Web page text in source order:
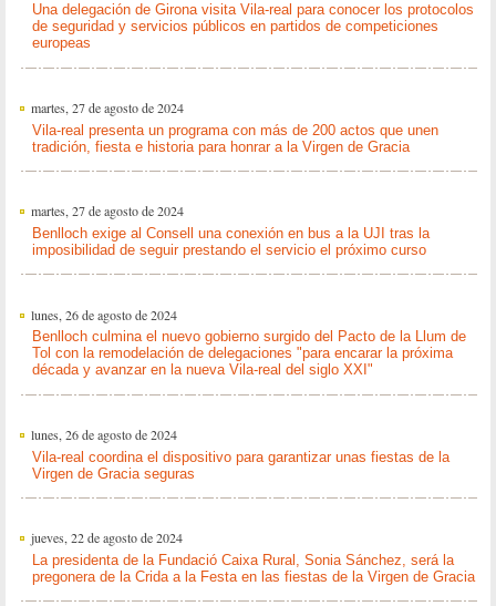
Una delegación de Girona visita Vila-real para conocer los protocolos
de seguridad y servicios públicos en partidos de competiciones
europeas
martes, 27 de agosto de 2024
Vila-real presenta un programa con más de 200 actos que unen
tradición, fiesta e historia para honrar a la Virgen de Gracia
martes, 27 de agosto de 2024
Benlloch exige al Consell una conexión en bus a la UJI tras la
imposibilidad de seguir prestando el servicio el próximo curso
lunes, 26 de agosto de 2024
Benlloch culmina el nuevo gobierno surgido del Pacto de la Llum de
Tol con la remodelación de delegaciones "para encarar la próxima
década y avanzar en la nueva Vila-real del siglo XXI"
lunes, 26 de agosto de 2024
Vila-real coordina el dispositivo para garantizar unas fiestas de la
Virgen de Gracia seguras
jueves, 22 de agosto de 2024
La presidenta de la Fundació Caixa Rural, Sonia Sánchez, será la
pregonera de la Crida a la Festa en las fiestas de la Virgen de Gracia